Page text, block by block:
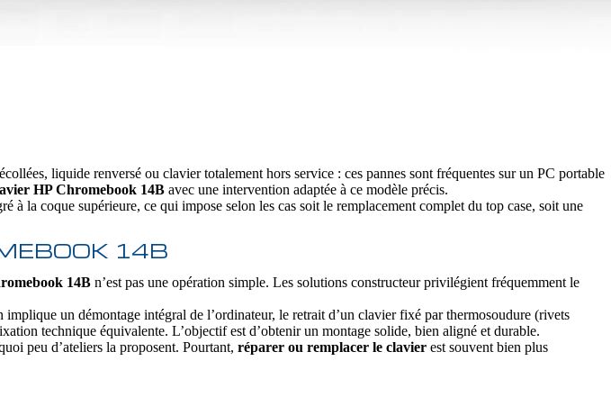
liquide renversé ou clavier totalement hors service : ces pannes sont fréquentes sur un PC portable
HP Chromebook 14B avec une intervention adaptée à ce modèle précis.
la coque supérieure, ce qui impose selon les cas soit le remplacement complet du top case, soit une
14B
14B n’est pas une opération simple. Les solutions constructeur privilégient fréquemment le
implique un démontage intégral de l’ordinateur, le retrait d’un clavier fixé par thermosoudure (rivets
technique équivalente. L’objectif est d’obtenir un montage solide, bien aligné et durable.
peu d’ateliers la proposent. Pourtant, réparer ou remplacer le clavier est souvent bien plus